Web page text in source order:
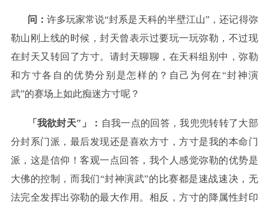
问： 许多玩家常说“封系是天科的半壁江山”，还记得弥
勒山刚上线的时候，封天曾表示过要玩一玩弥勒，不过现
在封天又转回了方寸。请封天聊聊，在天科组别中，弥勒
和方寸各自的优势分别是怎样的？自己为何在“封神演
武”的赛场上如此痴迷方寸呢？
「我欲封天″」： 自我一点的回答，我兜兜转转了大部
分封系门派，最后发现还是喜欢方寸，方寸是我的本命门
派，这是信仰！客观一点回答，我个人感觉弥勒的优势是
大佛的控制，而我们“封神演武”的比赛都是速战速决，无
法完全发挥出弥勒的最大作用。相反，方寸的降属性封印